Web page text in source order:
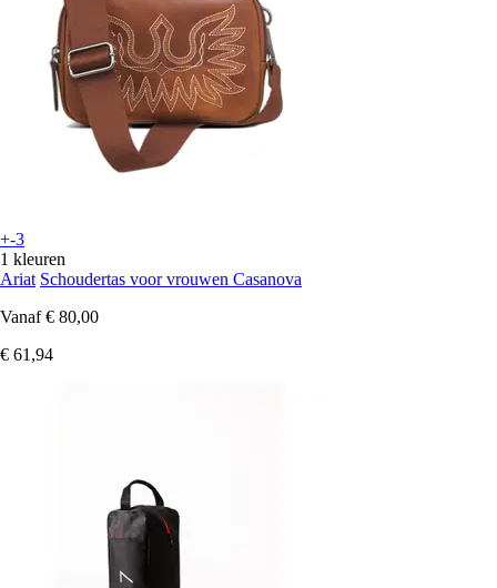
+-3
1 kleuren
Ariat Schoudertas voor vrouwen Casanova
Vanaf € 80,00
€ 61,94